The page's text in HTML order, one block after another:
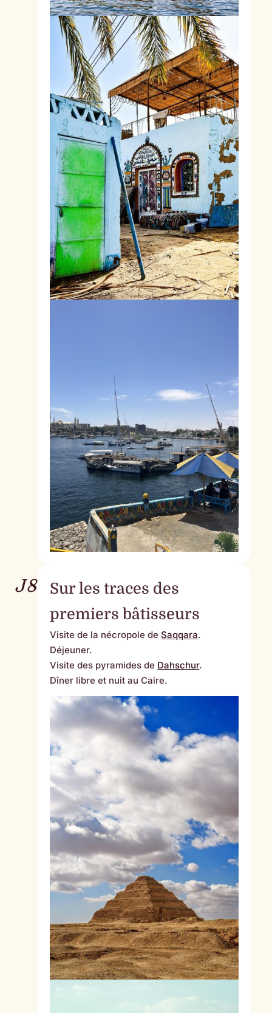
J8
Sur les traces des
premiers bâtisseurs
Visite de la nécropole deSaqqara.
Déjeuner.
Visite des pyramides de Dahschur.
Dîner libre et nuit au Caire.